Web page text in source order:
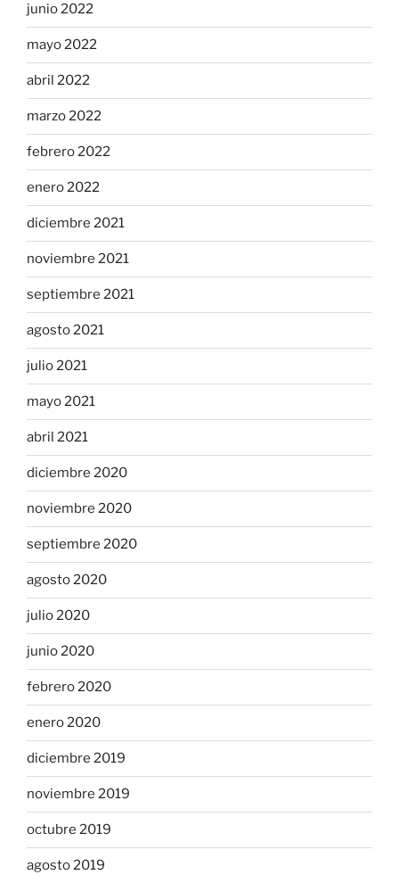
junio 2022
mayo 2022
abril 2022
marzo 2022
febrero 2022
enero 2022
diciembre 2021
noviembre 2021
septiembre 2021
agosto 2021
julio 2021
mayo 2021
abril 2021
diciembre 2020
noviembre 2020
septiembre 2020
agosto 2020
julio 2020
junio 2020
febrero 2020
enero 2020
diciembre 2019
noviembre 2019
octubre 2019
agosto 2019